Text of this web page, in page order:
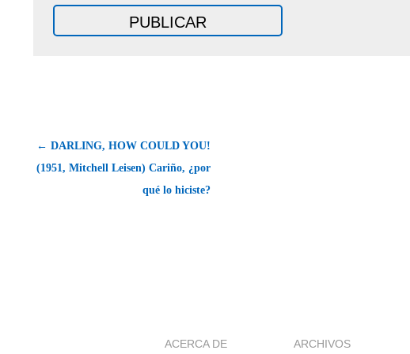
← DARLING, HOW COULD YOU!
(1951, Mitchell Leisen) Cariño, ¿por
qué lo hiciste?
ACERCA DE ARCHIVOS